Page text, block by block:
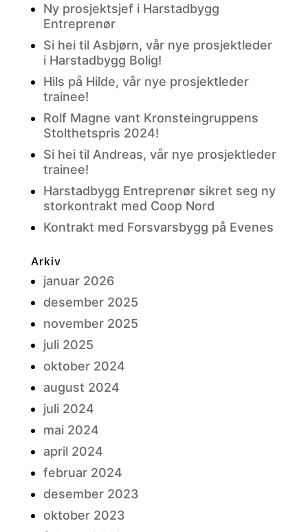
Ny prosjektsjef i Harstadbygg
Entreprenør
Si hei til Asbjørn, vår nye prosjektleder
i Harstadbygg Bolig!
Hils på Hilde, vår nye prosjektleder
trainee!
Rolf Magne vant Kronsteingruppens
Stolthetspris 2024!
Si hei til Andreas, vår nye prosjektleder
trainee!
Harstadbygg Entreprenør sikret seg ny
storkontrakt med Coop Nord
Kontrakt med Forsvarsbygg på Evenes
Arkiv
januar 2026
desember 2025
november 2025
juli 2025
oktober 2024
august 2024
juli 2024
mai 2024
april 2024
februar 2024
desember 2023
oktober 2023